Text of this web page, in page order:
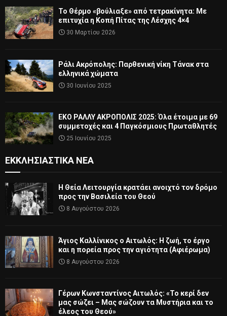
Το Θέρμο «βούλιαξε» από τετρακίνητα: Με
επιτυχία η Κοπή Πίτας της Λέσχης 4×4
30 Μαρτίου 2026
Ράλι Ακρόπολης: Παρθενική νίκη Τάνακ στα
ελληνικά χώματα
30 Ιουνίου 2025
ΕΚΟ ΡΑΛΛΥ ΑΚΡΟΠΟΛΙΣ 2025: Όλα έτοιμα με 69
συμμετοχές και 4 Παγκόσμιους Πρωταθλητές
25 Ιουνίου 2025
ΕΚΚΛΗΣΙΑΣΤΙΚΆ ΝΈΑ
Η Θεία Λειτουργία κρατάει ανοιχτό τον δρόμο
προς την Βασιλεία του Θεού
8 Αυγούστου 2026
Άγιος Καλλίνικος ο Αιτωλός: Η ζωή, το έργο
και η πορεία προς την αγιότητα (Αφιέρωμα)
8 Αυγούστου 2026
Γέρων Κωνσταντίνος Αιτωλός: «Το κερί δεν
μας σώζει – Μας σώζουν τα Μυστήρια και το
έλεος του Θεού»